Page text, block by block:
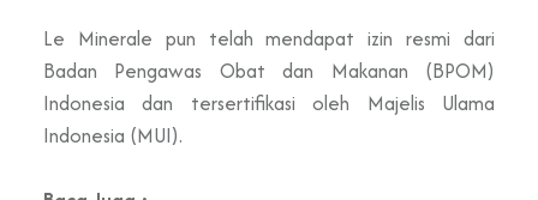
Le Minerale pun telah mendapat izin resmi dari
Badan Pengawas Obat dan Makanan (BPOM)
Indonesia dan tersertifikasi oleh Majelis Ulama
Indonesia (MUI).